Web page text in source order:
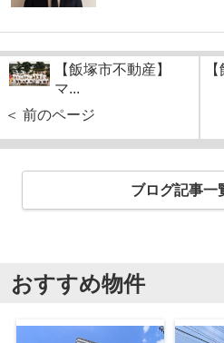
【飯塚市不動産】
マ...
＜ 前のページ
ブログ記事一
おすすめ物件